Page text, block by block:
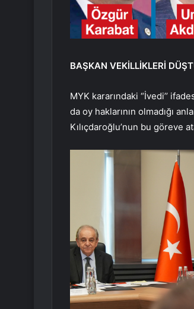
BAŞKAN VEKİLLİKLERİ
MYK kararındaki “İvedi’’
da oy haklarının olmadığı
Kılıçdaroğlu’nun bu göreve